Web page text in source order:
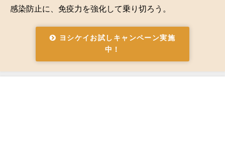
感染防止に、免疫力を強化して乗り切ろう。
ヨシケイお試しキャンペーン実施
中！